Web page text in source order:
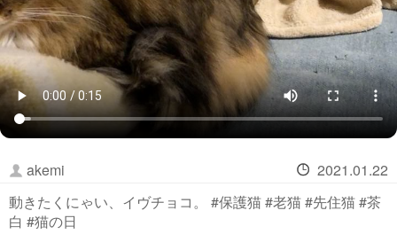
akemi
2021.01.22
動きたくにゃい、イヴチョコ。 #保護猫 #老猫 #先住猫 #茶
白 #猫の日